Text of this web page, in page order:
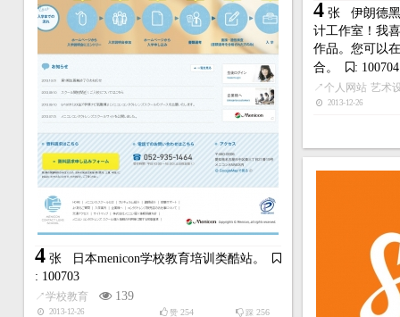
4 张 伊朗德
计工作室！我
作品。您可以
合。
: 100704
↗个人网站 艺术
2013-12-26
4 张
日本menicon学校教育培训类酷站。
: 100703
↗学校教育 139
2013-12-26 踩 256
赞 254